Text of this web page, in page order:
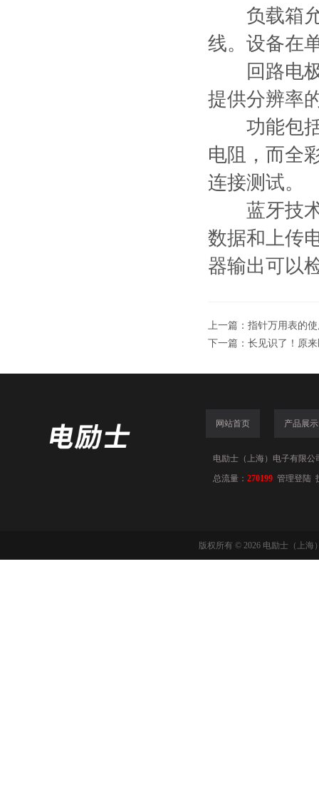
负载箱允
线。设备在
回路电极
提供分辨率
功能包括
电阻，而全
连接测试。
蓝牙技术
数据和上传
器输出可以
上一篇： 指针万用表的
下一篇： 长见识了！原
网站首页 产品展示
电励士（上海）电子有限公
总流量： 270199 管理登陆
版权所有 © 2026 电励士（上